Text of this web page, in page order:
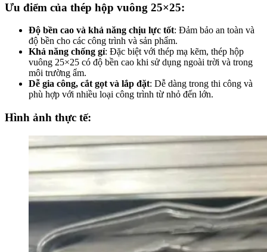
Ưu điểm của thép hộp vuông 25×25:
Độ bền cao và khả năng chịu lực tốt: Đảm bảo an toàn và
độ bền cho các công trình và sản phẩm.
Khả năng chống gỉ: Đặc biệt với thép mạ kẽm, thép hộp
vuông 25×25 có độ bền cao khi sử dụng ngoài trời và trong
môi trường ẩm.
Dễ gia công, cắt gọt và lắp đặt: Dễ dàng trong thi công và
phù hợp với nhiều loại công trình từ nhỏ đến lớn.
Hình ảnh thực tế: